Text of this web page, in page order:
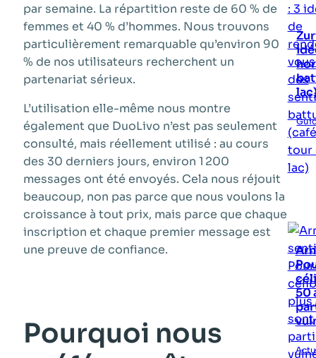
par semaine. La répartition reste de 60 % de
femmes et 40 % d’hommes. Nous trouvons
particulièrement remarquable qu’environ 90
% de nos utilisateurs recherchent un
partenariat sérieux.
L’utilisation elle-même nous montre
également que DuoLivo n’est pas seulement
consulté, mais réellement utilisé : au cours
des 30 derniers jours, environ 1 200
messages ont été envoyés. Cela nous réjouit
beaucoup, non pas parce que nous voulons la
croissance à tout prix, mais parce que chaque
inscription et chaque premier message est
une preuve de confiance.
Pourquoi nous
50